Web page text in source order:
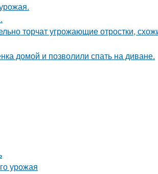
торчат угрожающие отростки,
домой и позволили спать на диване.
урожая